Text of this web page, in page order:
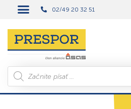
02/49 20 32 51